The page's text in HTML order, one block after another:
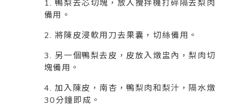
1. 鴨梨去芯切塊，放入攪拌機打碎隔去梨肉
備用。
2. 將陳皮浸軟用刀去果囊，切絲備用。
3. 另一個鴨梨去皮，皮放入燉盅內，梨肉切
塊備用。
4. 加入陳皮，南杏，鴨梨肉和梨汁，隔水燉
30分鐘即成。